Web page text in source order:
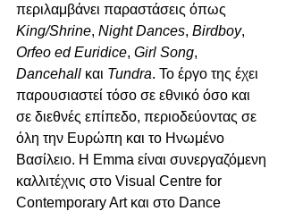
περιλαμβάνει παραστάσεις όπως
King/Shrine, Night Dances, Birdboy,
Orfeo ed Euridice, Girl Song,
Dancehall και Tundra. Το έργο της έχει
παρουσιαστεί τόσο σε εθνικό όσο και
σε διεθνές επίπεδο, περιοδεύοντας σε
όλη την Ευρώπη και το Ηνωμένο
Βασίλειο. Η Emma είναι συνεργαζόμενη
καλλιτέχνις στο Visual Centre for
Contemporary Art και στο Dance